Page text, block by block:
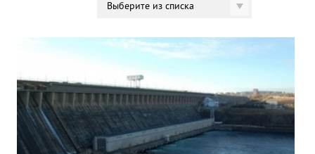
Выберите из списка